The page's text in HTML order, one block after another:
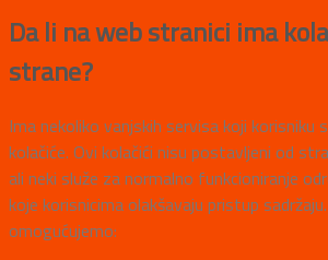
Da li na web stranici ima
strane?
Ima nekoliko vanjskih servisa koji korisniku
kolačiće. Ovi kolačići nisu postavljeni od
ali neki služe za normalno funkcioniranje
koje korisnicima olakšavaju pristup
omogućujemo: